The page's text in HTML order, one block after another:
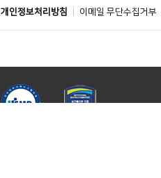
개인정보처리방침 이메일 무단수집거부